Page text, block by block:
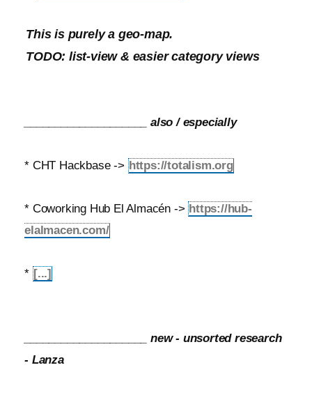
This is purely a geo-map.
TODO: list-view & easier category views
____________________ also / especially
* CHT Hackbase -> https://totalism.org
* Coworking Hub El Almacén ->https://hub-
elalmacen.com/
* [...]
____________________ new - unsorted research
- Lanza